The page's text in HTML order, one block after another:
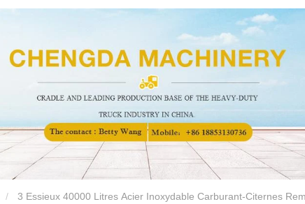
3 Essieux 40000 Litres Acier Inoxydable Carburant-Citernes